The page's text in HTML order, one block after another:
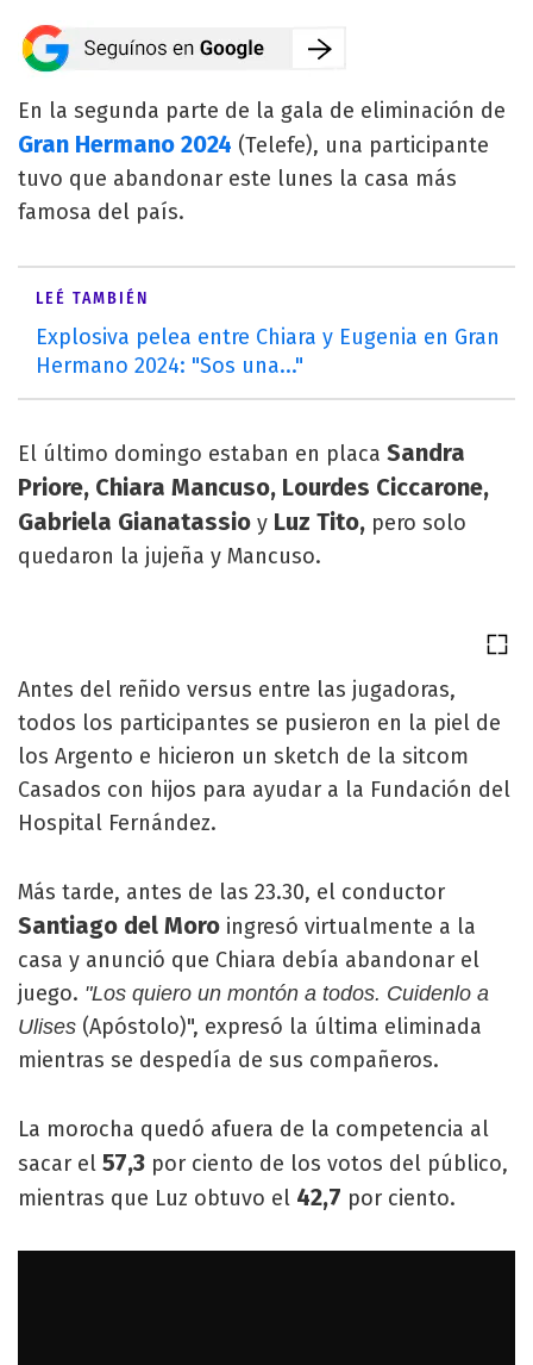
En la segunda parte de la gala de eliminación de
Gran Hermano 2024 (Telefe), una participante
tuvo que abandonar este lunes la casa más
famosa del país.
LEÉ TAMBIÉN
Explosiva pelea entre Chiara y Eugenia en Gran
Hermano 2024: "Sos una..."
El último domingo estaban en placa Sandra
Priore, Chiara Mancuso, Lourdes Ciccarone,
Gabriela Gianatassio y Luz Tito, pero solo
quedaron la jujeña y Mancuso.
Antes del reñido versus entre las jugadoras,
todos los participantes se pusieron en la piel de
los Argento e hicieron un sketch de la sitcom
Casados con hijos para ayudar a la Fundación del
Hospital Fernández.
Más tarde, antes de las 23.30, el conductor
Santiago del Moro ingresó virtualmente a la
casa y anunció que Chiara debía abandonar el
juego. "Los quiero un montón a todos. Cuidenlo a
Ulises (Apóstolo)", expresó la última eliminada
mientras se despedía de sus compañeros.
La morocha quedó afuera de la competencia al
sacar el 57,3 por ciento de los votos del público,
mientras que Luz obtuvo el 42,7 por ciento.